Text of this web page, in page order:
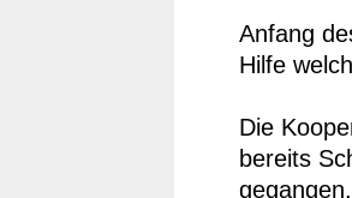
Anfang
Hilfe
Die
bereits
gegangen.